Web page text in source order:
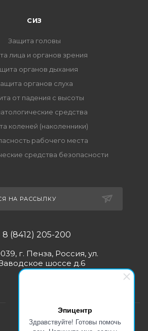
Эпицентр
Здравствуйте! Готовы помочь
СИЗ
Защита головы
лица и органов зрения
органов дыхания
органов слуха
от падения с высоты
средства
коленей (наколенники)
рабочего места
средства безопасности
НА РАССЫЛКУ
8 (8412) 205-200
г. Пенза, Россия, ул.
шоссе д.6